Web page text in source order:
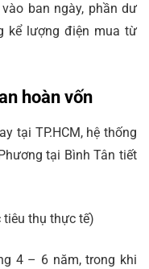
ban ngày, phần dư
kể lượng điện mua từ
hoàn vốn
tại TP.HCM, hệ thống
tại Bình Tân tiết
thụ thực tế)
4 – 6 năm, trong khi